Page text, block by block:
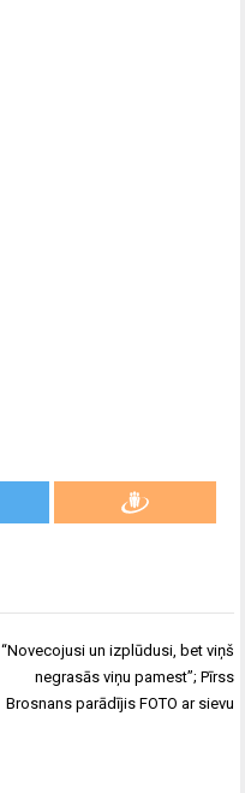
“Novecojusi un izplūdusi, bet viņš
negrasās viņu pamest”; Pīrss
Brosnans parādījis FOTO ar sievu